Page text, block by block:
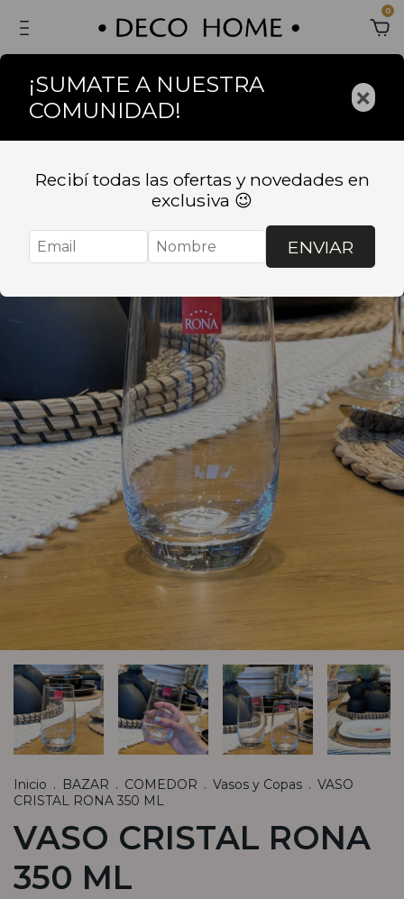
0
Inicio . BAZAR . COMEDOR . Vasos y Copas . VASO
CRISTAL RONA 350 ML
VASO CRISTAL RONA
350 ML
¡SUMATE A NUESTRA
COMUNIDAD!
×
Recibí todas las ofertas y novedades en
exclusiva 😉
ENVIAR